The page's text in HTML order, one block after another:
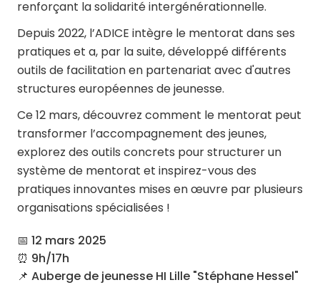
renforçant la solidarité intergénérationnelle.
Depuis 2022, l’ADICE intègre le mentorat dans ses
pratiques et a, par la suite, développé différents
outils de facilitation en partenariat avec d'autres
structures européennes de jeunesse.
Ce 12 mars, découvrez comment le mentorat peut
transformer l’accompagnement des jeunes,
explorez des outils concrets pour structurer un
système de mentorat et inspirez-vous des
pratiques innovantes mises en œuvre par plusieurs
organisations spécialisées !
📅 12 mars 2025
⏰ 9h/17h
📌 Auberge de jeunesse HI Lille "Stéphane Hessel"